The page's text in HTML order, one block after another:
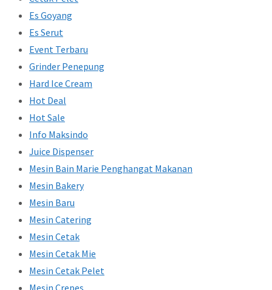
Es Goyang
Es Serut
Event Terbaru
Grinder Penepung
Hard Ice Cream
Hot Deal
Hot Sale
Info Maksindo
Juice Dispenser
Mesin Bain Marie Penghangat Makanan
Mesin Bakery
Mesin Baru
Mesin Catering
Mesin Cetak
Mesin Cetak Mie
Mesin Cetak Pelet